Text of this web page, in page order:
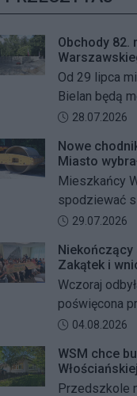
Obchody 82.
Bielanach
Od 29 lipca
Bielan będą
szeregu
Powstania
żołnierzy
„Żywiciel”.
się akcje
pamięci,
spotkania z
wspólne
Data dodania
28.07.2026
Nowe
Miasto
Mieszkańcy
spodziewać
miejskiej
dróg dla
ulicach obu
mają zostać
wszystkie
się jeszcze w
Data dodania
29.07.2026
Zakątek i
Dzielnicy
Wczoraj
poświęcona
zaniechania
Data dodania
04.08.2026
WSM chce
wykazała
Przedszkole